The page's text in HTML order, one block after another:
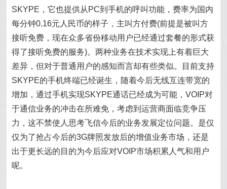
SKYPE，它也提供从PC到手机的呼叫功能，费率为国内
每分钟0.16元人民币的样子，主叫方付费(前提是被叫方
接听免费，现在众多省份移动用户已经通过套餐的形式获
得了接听免费的服务)。两种业务在技术实现上有着巨大
差异，但对于普通用户的感知而言却有些类似。目前支持
SKYPE的手机终端已经诞生，随着今后无线互连带宽的
增加，通过手机实现SKYPE通话已经成为可能，VOIP对
于通信业务的冲击在所难免，考虑到运营商面临竞争压
力，这不禁使人思考飞信今后的业务发展定位问题。是仅
仅为了抢占今后的3G牌照发放后的增值业务市场，还是
出于更长远的目的为今后应对VOIP市场积累人气和用户
呢。